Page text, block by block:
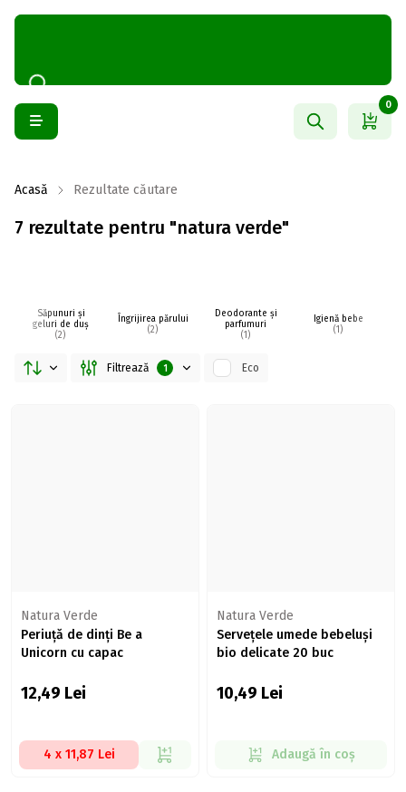
0
Acasă Rezultate căutare
7 rezultate pentru "natura verde"
Săpunuri și
geluri de duș
(2)
Îngrijirea părului
(2)
Deodorante și
parfumuri
(1)
Igienă bebe
(1)
Filtrează 1 Eco
Natura Verde
Periuță de dinți Be a
Unicorn cu capac
12,49 Lei
4 x 11,87 Lei
Natura Verde
Servețele umede bebeluși
bio delicate 20 buc
10,49 Lei
Adaugă în coș